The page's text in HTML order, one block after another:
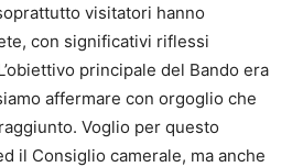
visitatori hanno
con significativi riflessi
principale del Bando era
affermare con orgoglio che
Voglio per questo
il Consiglio camerale, ma anche